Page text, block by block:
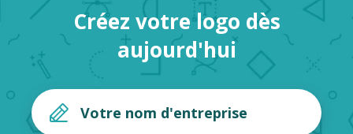
Créez votre logo dès
aujourd'hui